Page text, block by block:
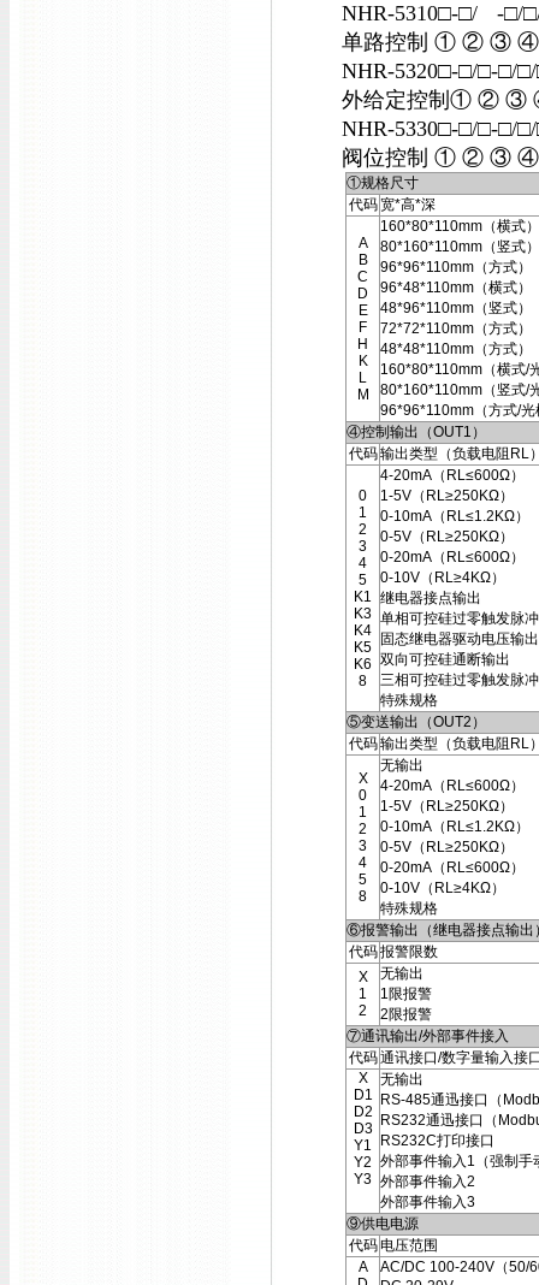
NHR-5310□-□/
-□/
单路控制 ① ②
NHR-5320□-□/□-□/
外给定控制① ②
NHR-5330□-□/□-□/
阀位控制 ① ②
①规格尺寸
代码宽*高*深
A
B
C
D
E
F
H
K
L
M
160*80*110mm（横式）
80*160*110mm（竖式）
96*96*110mm（方式）
96*48*110mm（横式）
48*96*110mm（竖式）
72*72*110mm（方式）
48*48*110mm（方式）
160*80*110mm（横式/
80*160*110mm（竖式/
96*96*110mm（方式/光
④控制输出（OUT1）
代码输出类型（负载电阻RL
0
1
2
3
4
5
K1
K3
K4
K5
K6
8
4-20mA（RL≤600Ω）
1-5V（RL≥250KΩ）
0-10mA（RL≤1.2KΩ）
0-5V（RL≥250KΩ）
0-20mA（RL≤600Ω）
0-10V（RL≥4KΩ）
继电器接点输出
单相可控硅过零触发脉
固态继电器驱动电压输出
双向可控硅通断输出
三相可控硅过零触发脉
特殊规格
⑤变送输出（OUT2）
代码输出类型（负载电阻RL
X
0
1
2
3
4
5
8
无输出
4-20mA（RL≤600Ω）
1-5V（RL≥250KΩ）
0-10mA（RL≤1.2KΩ）
0-5V（RL≥250KΩ）
0-20mA（RL≤600Ω）
0-10V（RL≥4KΩ）
特殊规格
⑥报警输出（继电器接点输出
代码报警限数
X
1
2
无输出
1限报警
2限报警
⑦通讯输出/外部事件接入
代码通讯接口/数字量输入接
X
D1
D2
D3
Y1
Y2
Y3
无输出
RS-485通迅接口（
RS232通迅接口（
RS232C打印接口
外部事件输入1（强制手
外部事件输入2
外部事件输入3
⑨供电电源
代码电压范围
A
AC/DC 100-240V（50/